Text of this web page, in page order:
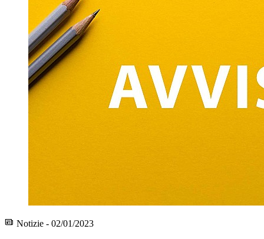
Notizie - 02/01/2023